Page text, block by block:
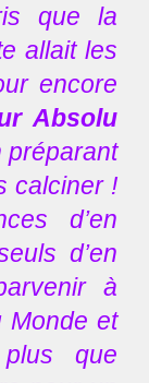
que la
allait les
encore
Absolu
préparant
calciner !
d’en
d’en
à
Monde et
que